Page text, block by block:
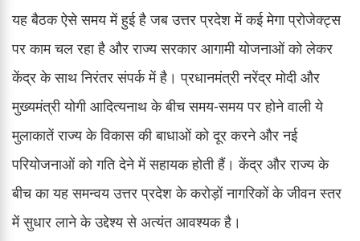
यह बैठक ऐसे समय में हुई है जब उत्तर प्रदेश में कई मेगा प्रोजेक्ट्स
पर काम चल रहा है और राज्य सरकार आगामी योजनाओं को लेकर
केंद्र के साथ निरंतर संपर्क में है। प्रधानमंत्री नरेंद्र मोदी और
मुख्यमंत्री योगी आदित्यनाथ के बीच समय-समय पर होने वाली ये
मुलाकातें राज्य के विकास की बाधाओं को दूर करने और नई
परियोजनाओं को गति देने में सहायक होती हैं। केंद्र और राज्य के
बीच का यह समन्वय उत्तर प्रदेश के करोड़ों नागरिकों के जीवन स्तर
में सुधार लाने के उद्देश्य से अत्यंत आवश्यक है।